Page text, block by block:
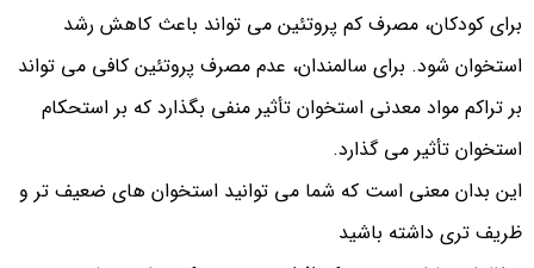
برای کودکان، مصرف کم پروتئین می تواند باعث کاهش رشد
استخوان شود. برای سالمندان، عدم مصرف پروتئین کافی می تواند
بر تراکم مواد معدنی استخوان تأثیر منفی بگذارد که بر استحکام
استخوان تأثیر می گذارد.
این بدان معنی است که شما می توانید استخوان های ضعیف تر و
ظریف تری داشته باشید